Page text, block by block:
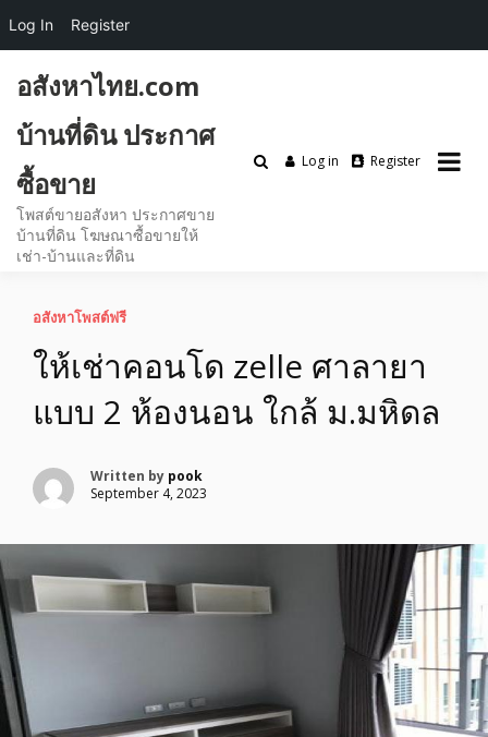
content
อสังหาไทย.com
บ้านที่ดิน ประกาศ
ซื้อขาย
โพสต์ขายอสังหา ประกาศขาย
บ้านที่ดิน โฆษณาซื้อขายให้
เช่า-บ้านและที่ดิน
Log in Register
อสังหาโพสต์ฟรี
ให้เช่าคอนโด zelle ศาลายา
แบบ 2 ห้องนอน ใกล้ ม.มหิดล
Written by pook
September 4, 2023
Log In Register